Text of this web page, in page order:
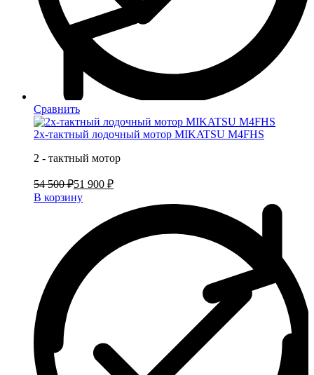
Сравнить
2х-тактный лодочный мотор MIKATSU M4FHS
2 - тактный мотор
54 500 ₽51 900 ₽
В корзину